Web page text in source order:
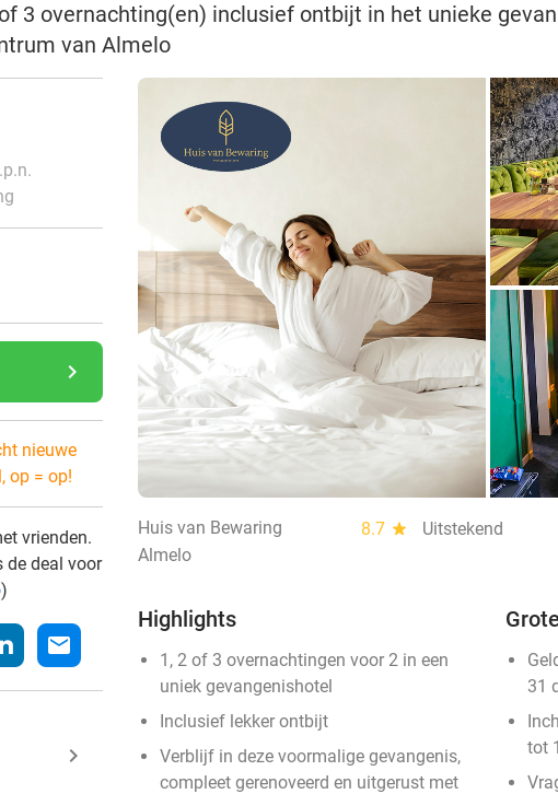
3 overnachting(en) inclusief ontbijt in het unieke
van Almelo
navigate_next
nieuwe
op = op!
vrienden.
de deal voor
)
mail
keyboard_arrow_right
Huis van Bewaring 8.7 star
Uitstekend
Almelo
Highlights
1, 2 of 3 overnachtingen voor 2 in een
uniek gevangenishotel
Inclusief lekker ontbijt
Verblijf in deze voormalige gevangenis,
compleet gerenoveerd en uitgerust met
31
tot